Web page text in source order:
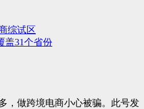
综试区
盖31个省份
，做跨境电商小心被骗。此号发